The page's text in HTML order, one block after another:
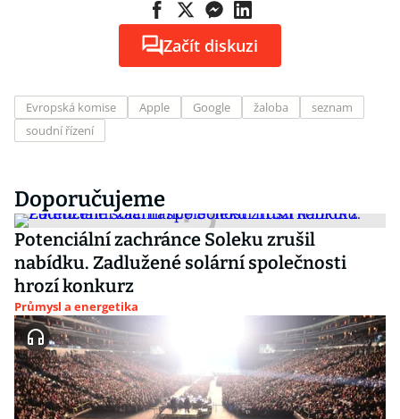
Začít diskuzi
Evropská komise Apple Google žaloba
seznam
soudní řízení
Doporučujeme
Potenciální zachránce Soleku zrušil
nabídku. Zadlužené solární společnosti
hrozí konkurz
Průmysl a energetika